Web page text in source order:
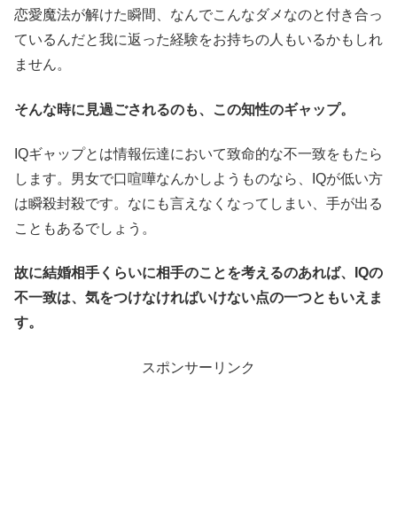
恋愛魔法が解けた瞬間、なんでこんなダメなのと付き合っ
ているんだと我に返った経験をお持ちの人もいるかもしれ
ません。
そんな時に見過ごされるのも、この知性のギャップ。
IQギャップとは情報伝達において致命的な不一致をもたら
します。男女で口喧嘩なんかしようものなら、IQが低い方
は瞬殺封殺です。なにも言えなくなってしまい、手が出る
こともあるでしょう。
故に結婚相手くらいに相手のことを考えるのあれば、IQの
不一致は、気をつけなければいけない点の一つともいえま
す。
スポンサーリンク